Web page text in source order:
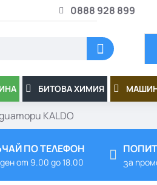
0888 928 899
БИТОВА ХИМИЯ
KALDO
ПО ТЕЛЕФОН
от 9.00 до 18.00 за